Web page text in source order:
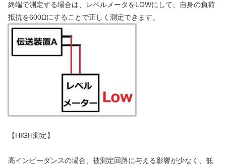
終端で測定する場合は、レベルメータをLOWにして、自身の負荷
抵抗を600Ωにすることで正しく測定できます。
【HIGH測定】
高インピーダンスの場合、被測定回路に与える影響が少なく、低